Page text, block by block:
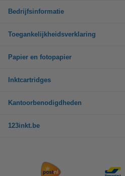
Bedrijfsinformatie
Toegankelijkheidsverklaring
Papier en fotopapier
Inktcartridges
Kantoorbenodigdheden
123inkt.be